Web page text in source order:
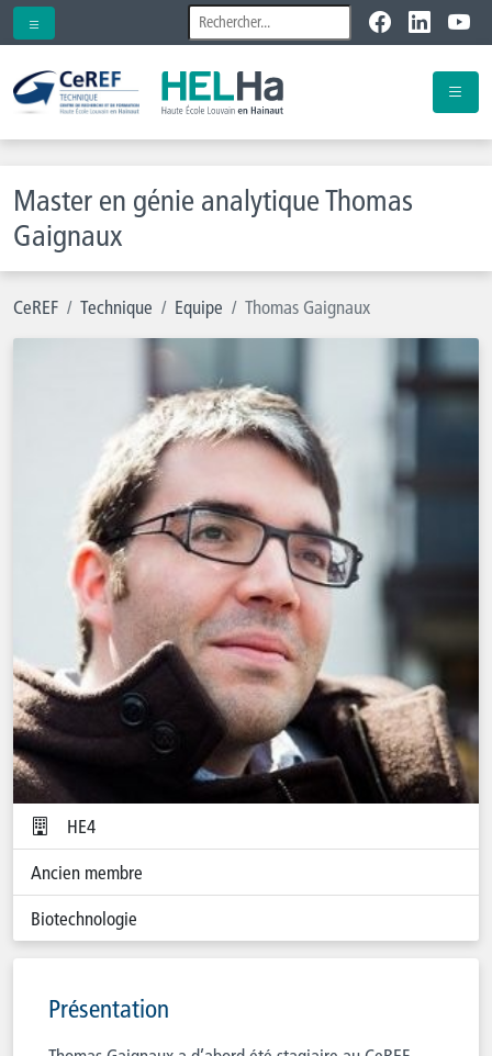
Master en génie analytique Thomas
Gaignaux
CeREF Technique Equipe Thomas Gaignaux
HE4
Ancien membre
Biotechnologie
Présentation